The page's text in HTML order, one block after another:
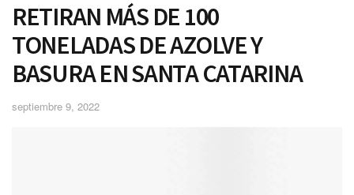
RETIRAN MÁS DE 100
TONELADAS DE AZOLVE Y
BASURA EN SANTA CATARINA
septiembre 9, 2022